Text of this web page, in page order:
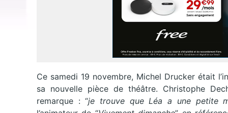
Ce samedi 19 novembre, Michel Drucker était
sa nouvelle pièce de théâtre. Christophe
remarque : “je trouve que Léa a une petite